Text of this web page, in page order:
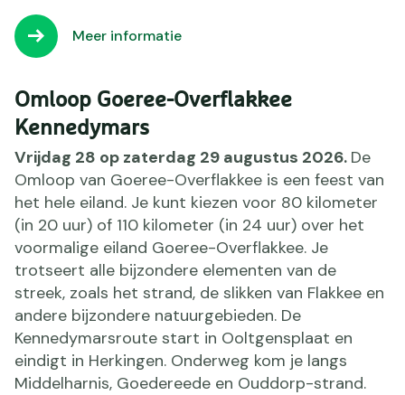
Meer informatie
Omloop Goeree-Overflakkee
Kennedymars
Vrijdag 28 op zaterdag 29 augustus 2026. De
Omloop van Goeree-Overflakkee is een feest van
het hele eiland. Je kunt kiezen voor 80 kilometer
(in 20 uur) of 110 kilometer (in 24 uur) over het
voormalige eiland Goeree-Overflakkee. Je
trotseert alle bijzondere elementen van de
streek, zoals het strand, de slikken van Flakkee en
andere bijzondere natuurgebieden. De
Kennedymarsroute start in Ooltgensplaat en
eindigt in Herkingen. Onderweg kom je langs
Middelharnis, Goedereede en Ouddorp-strand.